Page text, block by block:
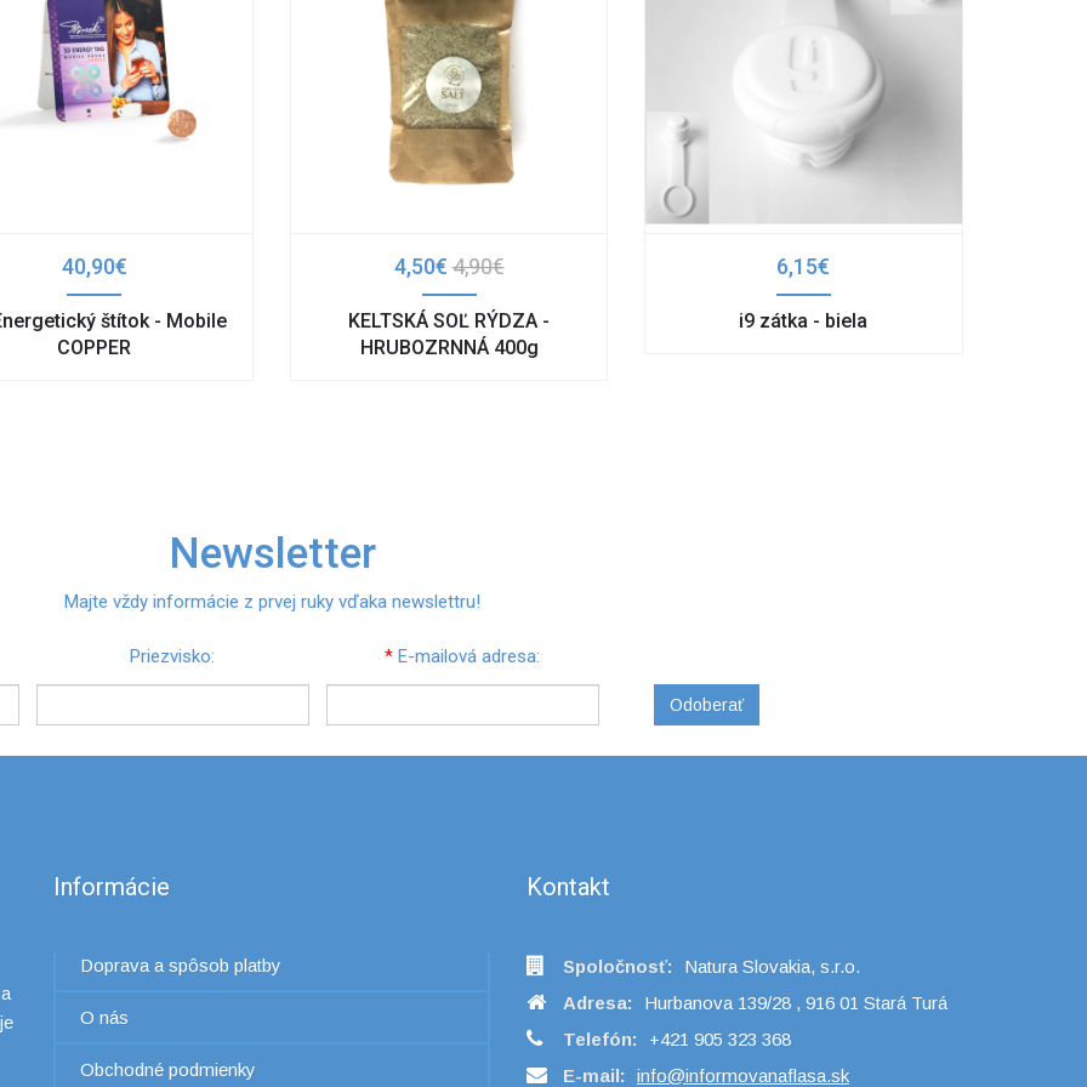
40,90€
štítok - Mobile
COPPER
4,50€4,90€
KELTSKÁ SOĽ RÝDZA -
HRUBOZRNNÁ 400g
6,15€
i9 zátka - biela
Newsletter
Majte vždy informácie z prvej ruky vďaka newslettru!
Priezvisko: * E-mailová adresa:
Odoberať
Informácie
Doprava a spôsob platby
O nás
Obchodné podmienky
Kontakt
Spoločnosť:
Natura Slovakia, s.r.o.
Adresa:
Hurbanova 139/28 , 916 01 Stará Turá
Telefón:
+421 905 323 368
E-mail: info@informovanaflasa.sk